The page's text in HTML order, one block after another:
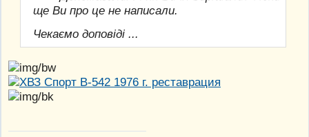
ще Ви про це не написали.
Чекаємо доповіді ...